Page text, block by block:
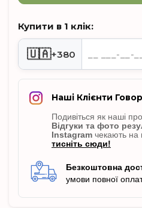
Купити в 1 клік:
🇺🇦+380
Наші Клієнти
Подивіться як наші
Відгуки та фото
Instagram чекають на
тисніть сюди!
Безкоштовна
умови повної